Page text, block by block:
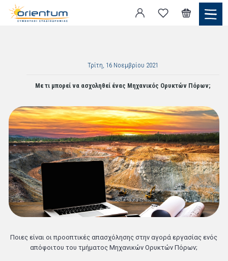
Τρίτη, 16 Νοεμβρίου 2021
Με τι μπορεί να ασχοληθεί ένας Μηχανικός Ορυκτών Πόρων;
Ποιες είναι οι προοπτικές απασχόλησης στην αγορά εργασίας ενός
απόφοιτου του τμήματος Μηχανικών Ορυκτών Πόρων;